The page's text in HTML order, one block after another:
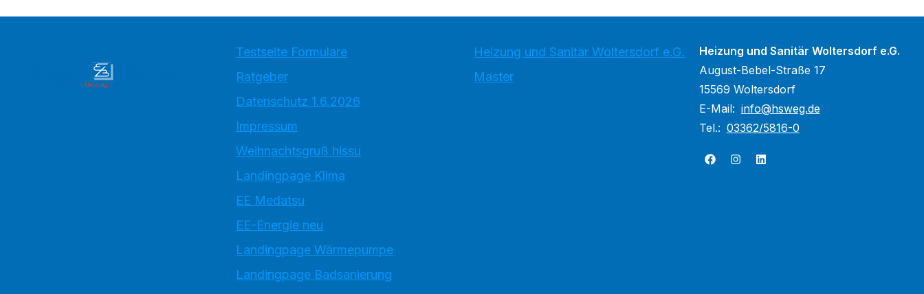
Testseite Formulare
Ratgeber
Datenschutz 1.6.2026
Impressum
Weihnachtsgruß hissu
Landingpage Klima
EE Medatsu
EE-Energie neu
Landingpage Wärmepumpe
Landingpage Badsanierung
Heizung und Sanitär Woltersdorf e.G.
Master
Heizung und Sanitär Woltersdorf e.G.
August-Bebel-Straße 17
15569 Woltersdorf
E-Mail: info@hsweg.de
Tel.: 03362/5816-0